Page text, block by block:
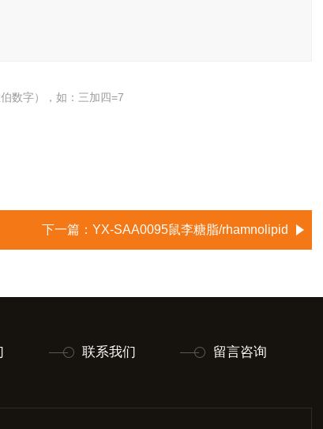
数字），如：三加四=7
下一篇： YX-SAA0095鼠李糖脂/rhamnolipid
联系我们 留言咨询